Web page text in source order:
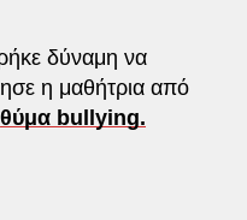
δύναμη να
η μαθήτρια από
θύμα bullying.